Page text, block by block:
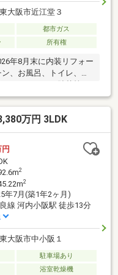
大阪市近江堂３
都市ガス
所有権
年8月末に内装リフォー
、お風呂、トイレ、洗
トインガレージ（車種
！●1Fにはユーティリ
12.75帖♪家族団らんの時
ながら快適にお料理で
豊富にあるのも嬉しい
歩10分圏内と近く日々
万円 3LDK
2
2
年7月(築1年2ヶ月)
線 河内小阪駅 徒歩13分
大阪市中小阪１
駐車場あり
浴室乾燥機